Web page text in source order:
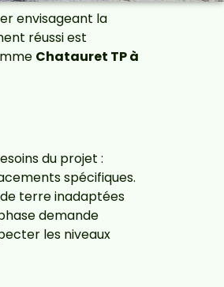
envisageant la
réussi est
Chatauret TP à
du projet :
spécifiques.
terre inadaptées
demande
les niveaux